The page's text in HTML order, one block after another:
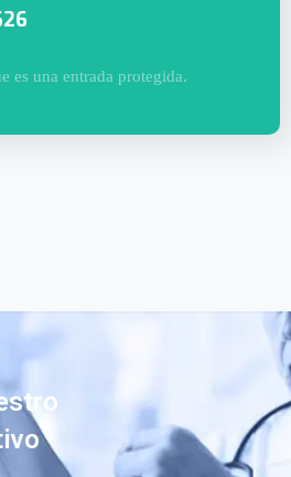
es una entrada protegida.